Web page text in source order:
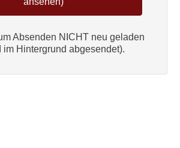
Absenden NICHT neu geladen
im Hintergrund abgesendet).